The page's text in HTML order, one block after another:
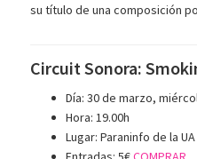
su título de una composición
Circuit Sonora:
Día: 30 de marzo,
Hora: 19.00h
Lugar: Paraninfo de la UA